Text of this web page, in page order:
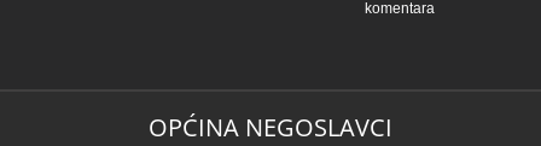
komentara
OPĆINA NEGOSLAVCI